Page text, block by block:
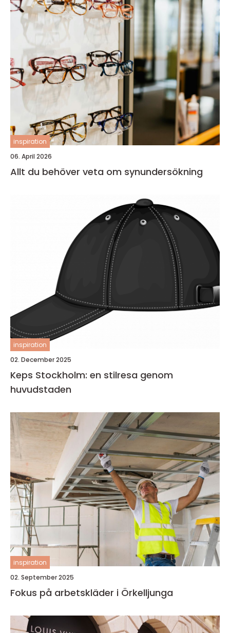
inspiration
06. April 2026
Allt du behöver veta om synundersökning
inspiration
02. December 2025
Keps Stockholm: en stilresa genom
huvudstaden
inspiration
02. September 2025
Fokus på arbetskläder i Örkelljunga